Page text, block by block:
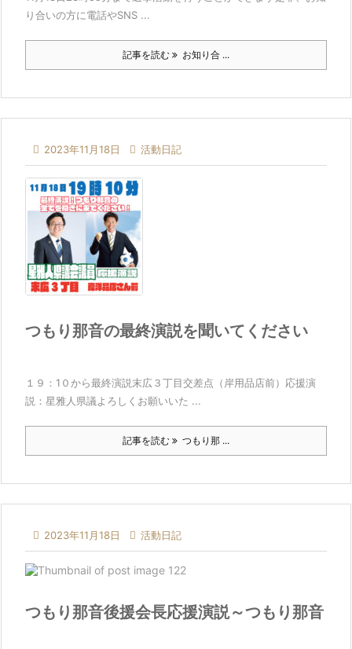
り合いの方に電話やSNS ...
記事を読む お知り合 ...
 2023年11月18日  活動日記
つもり那音の最終演説を聞いてください
１９：1０から最終演説末広３丁目交差点（岸用品店前）応援演
説：星雅人県議よろしくお願いいた ...
記事を読む つもり那 ...
 2023年11月18日  活動日記
つもり那音後援会長応援演説～つもり那音